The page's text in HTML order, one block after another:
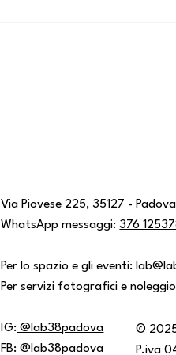
Via Piovese 225, 35127 - Padova
WhatsApp messaggi:376
Per lo spazio e gli eventi:
Per servizi fotografici e
IG: @lab38padova
FB:@lab38padova
©
P.iva